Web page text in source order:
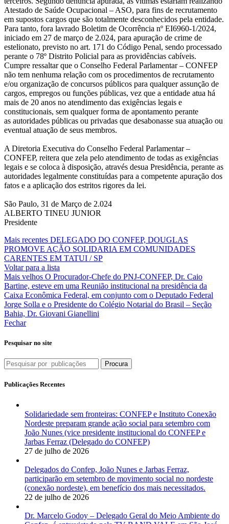
Atestado de Saúde Ocupacional – ASO, para fins de recrutamento
em supostos cargos que são totalmente desconhecidos pela entidade.
Para tanto, fora lavrado Boletim de Ocorrência nº EI6960-1/2024,
iniciado em 27 de março de 2.024, para apuração de crime de
estelionato, previsto no art. 171 do Código Penal, sendo processado
perante o 78º Distrito Policial para as providências cabíveis.
Cumpre ressaltar que o Conselho Federal Parlamentar – CONFEP
não tem nenhuma relação com os procedimentos de recrutamento
e/ou organização de concursos públicos para qualquer assunção de
cargos, empregos ou funções públicas, vez que a entidade atua há
mais de 20 anos no atendimento das exigências legais e
constitucionais, sem qualquer forma de apontamento perante
as autoridades públicas ou privadas que desabonasse sua atuação ou
eventual atuação de seus membros.
A Diretoria Executiva do Conselho Federal Parlamentar –
CONFEP, reitera que zela pelo atendimento de todas as exigências
legais e se coloca à disposição, através desua Presidência, perante as
autoridades legalmente constituídas para a competente apuração dos
fatos e a aplicação dos estritos rigores da lei.
São Paulo, 31 de Março de 2.024
ALBERTO TINEU JUNIOR
Presidente
Mais recentes DELEGADO DO CONFEP, DOUGLAS
PROMOVE AÇÃO SOLIDARIA EM COMUNIDADES
CARENTES EM TATUI / SP
Voltar para a lista
Mais velhos O Procurador-Chefe do PNJ-CONFEP, Dr. Caio
Bartine, esteve em uma Reunião institucional na presidência da
Caixa Econômica Federal, em conjunto com o Deputado Federal
Jorge Solla e o Presidente do Colégio Notarial do Brasil – Seção
Bahia, Dr. Giovani Gianellini
Fechar
Pesquisar no site
Procura
Publicações Recentes
Solidariedade sem fronteiras: CONFEP e Instituto Conexão
Nordeste preparam grande ação social para setembro com
João Nunes (vice presidente institucional do CONFEP e
Jarbas Ferraz (Delegado do CONFEP)
27 de julho de 2026
Delegados do Confep, João Nunes e Jarbas Ferraz,
participarão em setembro de movimento social no nordeste
(conexão nordeste), em benefício dos mais necessitados.
22 de julho de 2026
Dr. Marcelo Godoy – Delegado Geral do Meio Ambiente do